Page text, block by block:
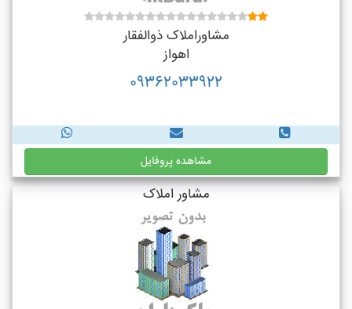
مشاوراملاک ذوالفقار
اهواز
09362033922
مشاهده پروفایل
مشاور املاک